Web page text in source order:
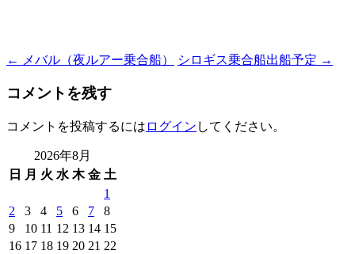
Post
navigation
← メバル（夜ルアー乗合船） シロギス乗合船出船予定 →
コメントを残す
コメントを投稿するには ログイン してください。
2026年8月
日
月 火 水 木 金 土
1
2
3 4 5 6 7
8
9
10 11 12 13 14 15
16 17 18 19 20 21 22